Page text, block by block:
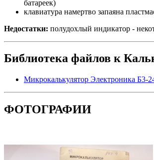
батареек)
клавиатура намертво запаяна
Недостатки: полудохлый индикатор -
Библиотека файлов к
Микрокалькулятор Электроника Б3-
ФОТОГРАФИИ